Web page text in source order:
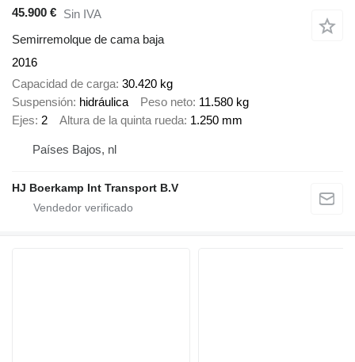
45.900 € Sin IVA
Semirremolque de cama baja
2016
Capacidad de carga 30.420 kg
Suspensión hidráulica Peso neto 11.580 kg
Ejes 2 Altura de la quinta rueda 1.250 mm
Países Bajos, nl
HJ Boerkamp Int Transport B.V